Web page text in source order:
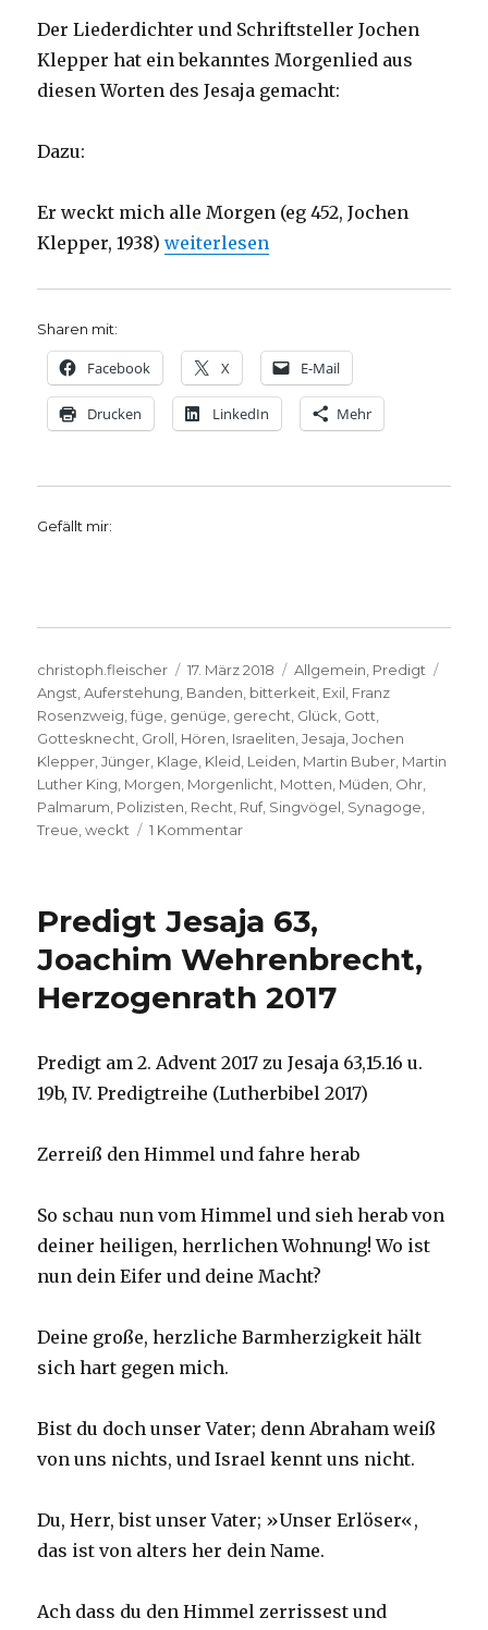
Der Liederdichter und Schriftsteller Jochen
Klepper hat ein bekanntes Morgenlied aus
diesen Worten des Jesaja gemacht:
Dazu:
Er weckt mich alle Morgen (eg 452, Jochen
Klepper, 1938)„Predigt über Jesaja 50, Christoph
weiterlesen
Sharen mit:
Facebook X E-Mail
Drucken LinkedIn Mehr
Gefällt mir:
Autor
christoph.fleischer
Veröffentlicht
am
17. März 2018 Kategorien
Allgemein, Predigt
Angst,Auferstehung, Banden, bitterkeit, Exil, Franz
Rosenzweig,füge, genüge, gerecht, Glück, Gott,
Gottesknecht, Groll, Hören, Israeliten,Jesaja,Jochen
Klepper,Jünger, Klage, Kleid, Leiden, Martin Buber, Martin
Luther King, Morgen, Morgenlicht, Motten, Müden, Ohr,
Palmarum, Polizisten, Recht, Ruf, Singvögel, Synagoge,
Treue,weckt 1 Kommentarzu
50,
Christoph
Fleischer,
Welver
2018
Predigt Jesaja 63,
Joachim Wehrenbrecht,
Herzogenrath 2017
Predigt am 2. Advent 2017 zu Jesaja 63,15.16 u.
19b, IV. Predigtreihe (Lutherbibel 2017)
Zerreiß den Himmel und fahre herab
So schau nun vom Himmel und sieh herab von
deiner heiligen, herrlichen Wohnung! Wo ist
nun dein Eifer und deine Macht?
Deine große, herzliche Barmherzigkeit hält
sich hart gegen mich.
Bist du doch unser Vater; denn Abraham weiß
von uns nichts, und Israel kennt uns nicht.
Du, Herr, bist unser Vater; »Unser Erlöser«,
das ist von alters her dein Name.
Ach dass du den Himmel zerrissest und